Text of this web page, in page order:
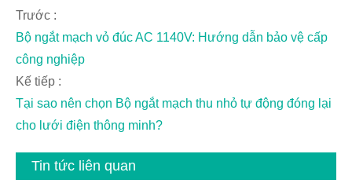
Trước :
Bộ ngắt mạch vỏ đúc AC 1140V: Hướng dẫn bảo vệ cấp
công nghiệp
Kế tiếp :
Tại sao nên chọn Bộ ngắt mạch thu nhỏ tự động đóng lại
cho lưới điện thông minh?
Tin tức liên quan